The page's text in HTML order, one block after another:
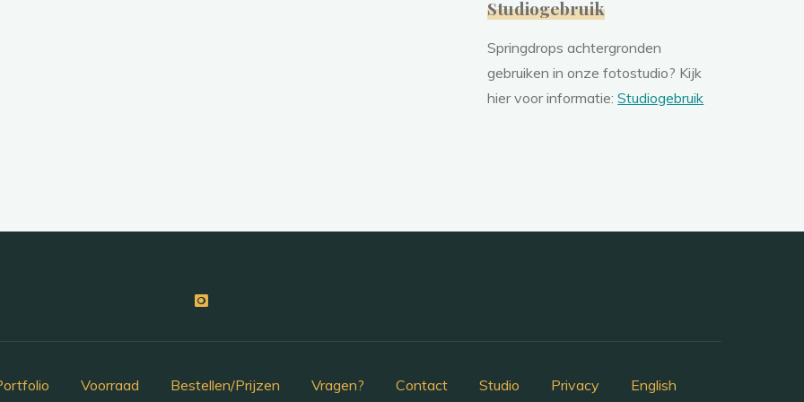
Studiogebruik
Springdrops achtergronden
gebruiken in onze fotostudio? Kijk
hier voor informatie:Studiogebruik
Voorraad Bestellen/Prijzen Vragen? Contact Studio Privacy English